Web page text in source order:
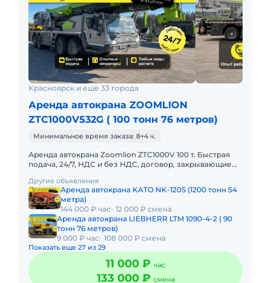
Красноярск и ещё 33 города
Аренда автокрана ZOOMLION
ZTC1000V532G ( 100 тонн 76 метров)
Минимальное время заказа: 8+4 ч.
Аренда автокрана Zoomlion ZTC1000V 100 т. Быстрая
подача, 24/7, НДС и без НДС, договор, закрывающие
100 ТОННПредо
Другие объявления
Аренда автокрана KATO NK-120S (1200 тонн 54
метра)
144 000 ₽ час
12 000 ₽ смена
Аренда автокрана LIEBHERR LTM 1090-4-2 ( 90
тонн 76 метров)
9 000 ₽ час 108 000 ₽ смена
Показать еще 27 из 29
11 000 ₽ час
133 000 ₽ смена